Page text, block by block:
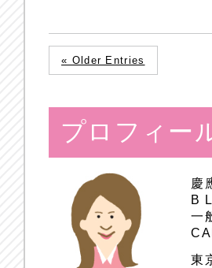
« Older Entries
プロフィー
慶
B
一
東